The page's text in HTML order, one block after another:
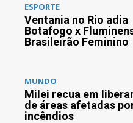
ESPORTE
Ventania no Rio adia
Botafogo x
Brasileirão Feminino
MUNDO
Milei recua em
de áreas afetadas
incêndios